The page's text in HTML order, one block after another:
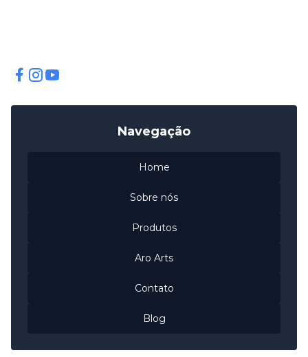
Facebook
Instagram
Navegação
Home
Sobre nós
Produtos
Aro Arts
Contato
Blog